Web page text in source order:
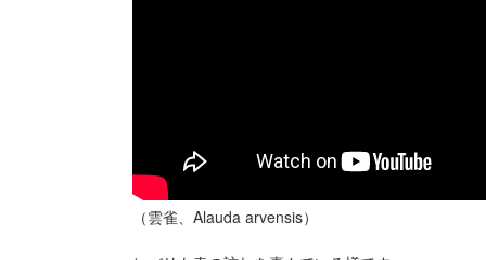
（雲雀、Alauda arvensis）